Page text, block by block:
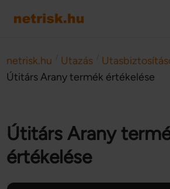
netrisk.hu Utazás
Útitárs Arany termék értékelése
Útitárs Arany
értékelése